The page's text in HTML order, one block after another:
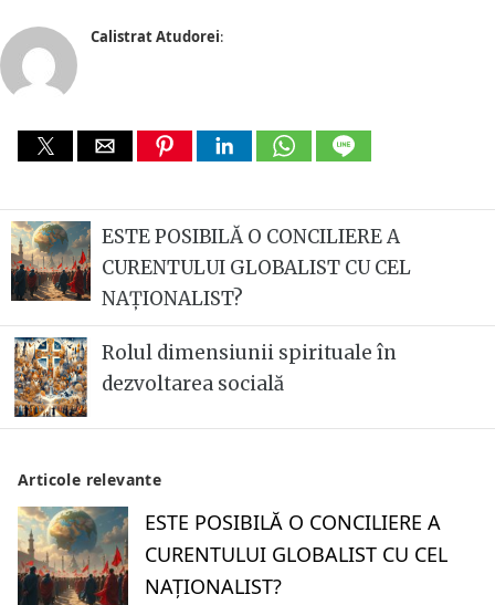
Calistrat Atudorei:
ESTE POSIBILĂ O CONCILIERE A
CURENTULUI GLOBALIST CU CEL
NAȚIONALIST?
Rolul dimensiunii spirituale în
dezvoltarea socială
Articole relevante
ESTE POSIBILĂ O CONCILIERE A
CURENTULUI GLOBALIST CU CEL
NAȚIONALIST?